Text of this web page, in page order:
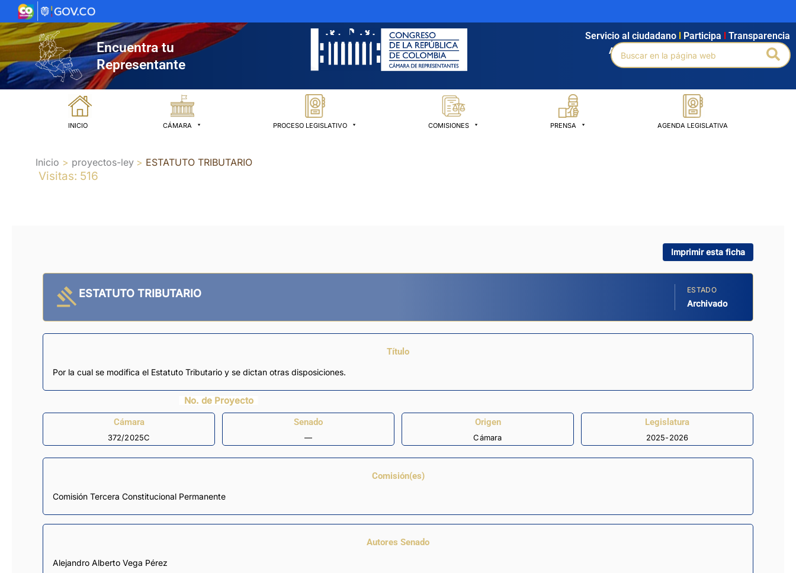
al
contenido
Encuentra tu
Representante
Agendamiento Intranet Búsqueda avanzada
Servicio al ciudadano Participa Transparencia
Buscar
por:
INICIO CÁMARA PROCESO LEGISLATIVO COMISIONES PRENSA AGENDA LEGISLATIVA
Inicio proyectos-ley ESTATUTO TRIBUTARIO
Visitas: 516
Imprimir esta ficha
ESTATUTO TRIBUTARIO ESTADO
Archivado
Título
Por la cual se modifica el Estatuto Tributario y se dictan otras disposiciones.
No. de Proyecto
Cámara
372/2025C
Senado
—
Origen
Cámara
Legislatura
2025-2026
Comisión(es)
Comisión Tercera Constitucional Permanente
Autores Senado
Alejandro Alberto Vega Pérez